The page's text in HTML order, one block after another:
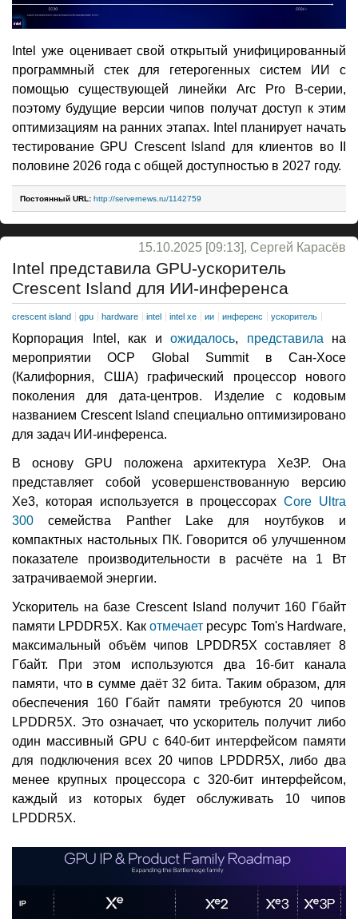
Intel уже оценивает свой открытый унифицированный
программный стек для гетерогенных систем ИИ с
помощью существующей линейки Arc Pro B-серии,
поэтому будущие версии чипов получат доступ к этим
оптимизациям на ранних этапах. Intel планирует начать
тестирование GPU Crescent Island для клиентов во II
половине 2026 года с общей доступностью в 2027 году.
Постоянный URL: http://servernews.ru/1142759
15.10.2025 [09:13], Сергей Карасёв
Intel представила GPU-ускоритель
Crescent Island для ИИ-инференса
crescent island gpu hardware intel intel xe ии инференс ускоритель
Корпорация Intel, как и ожидалось, представила на
мероприятии OCP Global Summit в Сан-Хосе
(Калифорния, США) графический процессор нового
поколения для дата-центров. Изделие с кодовым
названием Crescent Island специально оптимизировано
для задач ИИ-инференса.
В основу GPU положена архитектура Xe3P. Она
представляет собой усовершенствованную версию
Xe3, которая используется в процессорахCore Ultra
300 семейства Panther Lake для ноутбуков и
компактных настольных ПК. Говорится об улучшенном
показателе производительности в расчёте на 1 Вт
затрачиваемой энергии.
Ускоритель на базе Crescent Island получит 160 Гбайт
памяти LPDDR5X. Как отмечает ресурс Tom's Hardware,
максимальный объём чипов LPDDR5X составляет 8
Гбайт. При этом используются два 16-бит канала
памяти, что в сумме даёт 32 бита. Таким образом, для
обеспечения 160 Гбайт памяти требуются 20 чипов
LPDDR5X. Это означает, что ускоритель получит либо
один массивный GPU с 640-бит интерфейсом памяти
для подключения всех 20 чипов LPDDR5X, либо два
менее крупных процессора с 320-бит интерфейсом,
каждый из которых будет обслуживать 10 чипов
LPDDR5X.